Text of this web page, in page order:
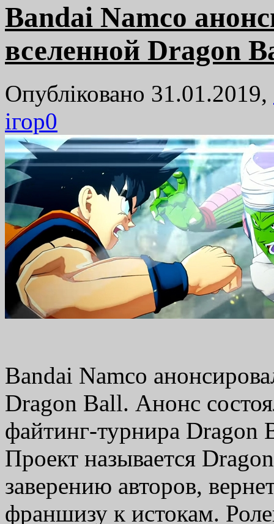
Bandai Namco
вселенной Dragon
Опубліковано 31.01.2019,
ігор0
Bandai Namco
Dragon Ball. Анонс
файтинг-турнира
Проект называется
заверению авторов,
франшизу к истокам.